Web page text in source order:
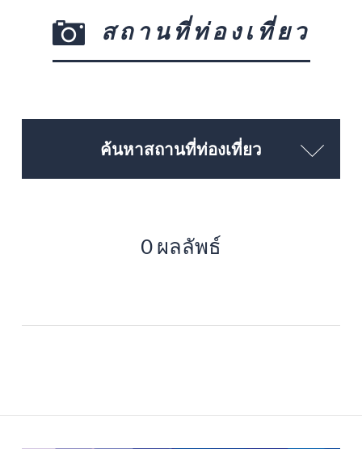
สถานที่ท่องเที่ยว
ค้นหาสถานที่ท่องเที่ยว
0 ผลลัพธ์